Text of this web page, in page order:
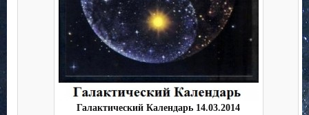
Галактический Календарь 14.03.2014